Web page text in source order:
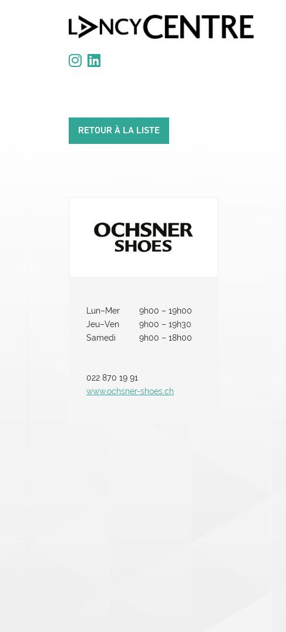
RETOUR À LA LISTE
Lun–Mer
9h00 – 19h00
Jeu–Ven
9h00 – 19h30
Samedi
9h00 – 18h00
022 870 19 91
www.ochsner-shoes.ch